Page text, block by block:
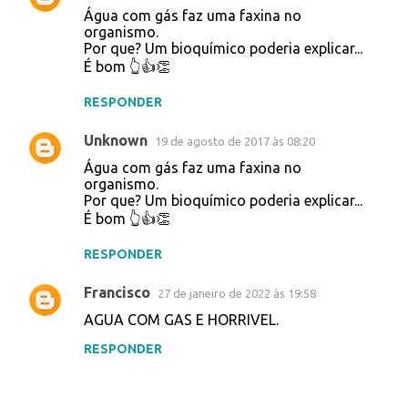
Água com gás faz uma faxina no
organismo.
Por que? Um bioquímico poderia explicar...
É bom 👆👍👏
RESPONDER
Unknown 19 de agosto de 2017 às 08:20
Água com gás faz uma faxina no
organismo.
Por que? Um bioquímico poderia explicar...
É bom 👆👍👏
RESPONDER
Francisco 27 de janeiro de 2022 às 19:58
AGUA COM GAS E HORRIVEL.
RESPONDER